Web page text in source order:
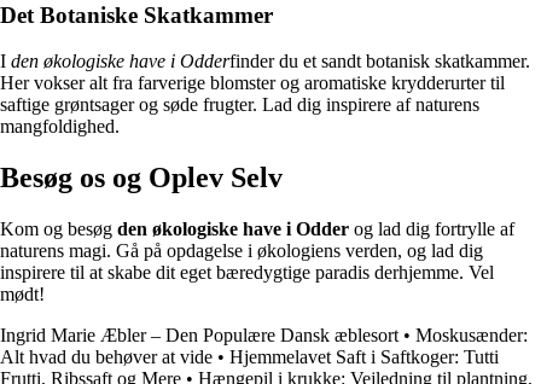
Det Botaniske Skatkammer
I den økologiske have i Odderfinder du et sandt botanisk skatkammer.
Her vokser alt fra farverige blomster og aromatiske krydderurter til
saftige grøntsager og søde frugter. Lad dig inspirere af naturens
mangfoldighed.
Besøg os og Oplev Selv
Kom og besøg den økologiske have i Odder og lad dig fortrylle af
naturens magi. Gå på opdagelse i økologiens verden, og lad dig
inspirere til at skabe dit eget bæredygtige paradis derhjemme. Vel
mødt!
Ingrid Marie Æbler – Den Populære Dansk æblesort • Moskusænder:
Alt hvad du behøver at vide • Hjemmelavet Saft i Saftkoger: Tutti
Frutti, Ribssaft og Mere • Hængepil i krukke: Vejledning til plantning,